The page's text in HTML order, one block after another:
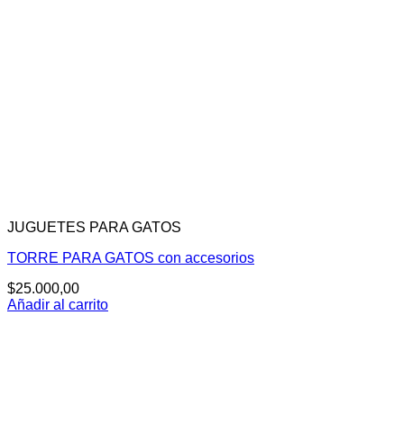
JUGUETES PARA GATOS
TORRE PARA GATOS con accesorios
$25.000,00
Añadir al carrito